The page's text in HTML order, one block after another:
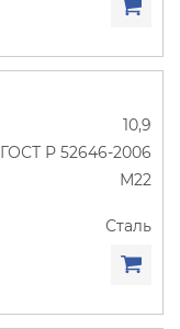
10,9
ГОСТ Р 52646-2006
М22
Сталь